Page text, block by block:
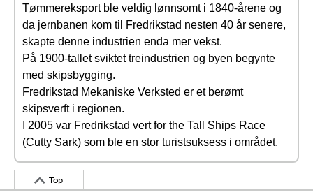
Tømmereksport ble veldig lønnsomt i 1840-årene og
da jernbanen kom til Fredrikstad nesten 40 år senere,
skapte denne industrien enda mer vekst.
På 1900-tallet sviktet treindustrien og byen begynte
med skipsbygging.
Fredrikstad Mekaniske Verksted er et berømt
skipsverft i regionen.
I 2005 var Fredrikstad vert for the Tall Ships Race
(Cutty Sark) som ble en stor turistsuksess i området.
Top